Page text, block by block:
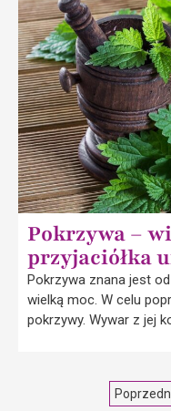
Pokrzywa –
przyjaciółka
Pokrzywa znana jest
wielką moc. W celu
pokrzywy. Wywar z jej